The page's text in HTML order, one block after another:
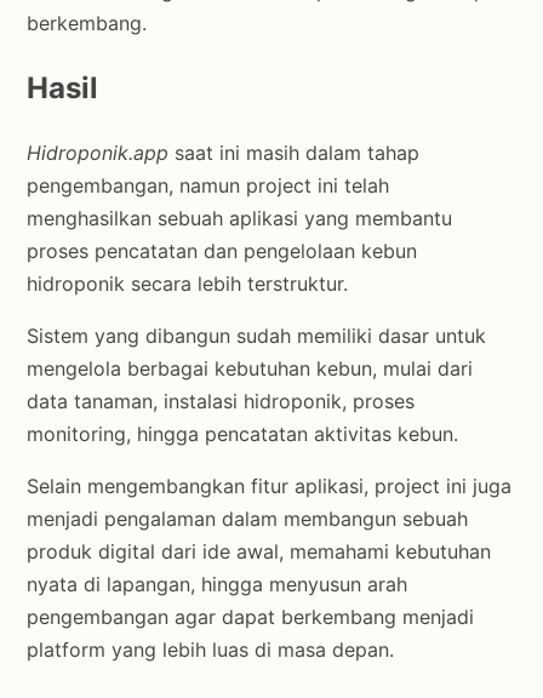
berkembang.
Hasil
Hidroponik.app saat ini masih dalam tahap
pengembangan, namun project ini telah
menghasilkan sebuah aplikasi yang membantu
proses pencatatan dan pengelolaan kebun
hidroponik secara lebih terstruktur.
Sistem yang dibangun sudah memiliki dasar untuk
mengelola berbagai kebutuhan kebun, mulai dari
data tanaman, instalasi hidroponik, proses
monitoring, hingga pencatatan aktivitas kebun.
Selain mengembangkan fitur aplikasi, project ini juga
menjadi pengalaman dalam membangun sebuah
produk digital dari ide awal, memahami kebutuhan
nyata di lapangan, hingga menyusun arah
pengembangan agar dapat berkembang menjadi
platform yang lebih luas di masa depan.